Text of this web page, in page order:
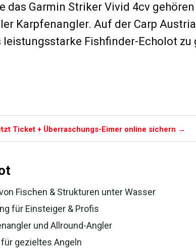
das Garmin Striker Vivid 4cv
Karpfenangler. Auf der Carp
leistungsstarke Fishfinder-Echolot zu
Ticket + Überraschungs-Eimer online sichern →
Fischen & Strukturen unter Wasser
für Einsteiger & Profis
und Allround-Angler
gezieltes Angeln